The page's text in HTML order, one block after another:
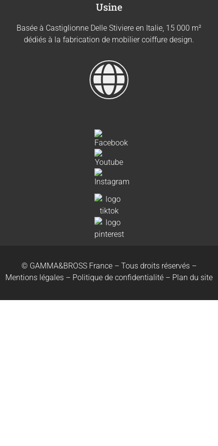
Usine
Basée à Castiglionne Delle Stiviere en Italie, 15 000 m²
dédiés à la fabrication de mobilier coiffure design.
© GAMMA&BROSS France – Tous droits réservés –
Mentions légales – Politique de confidentialité – Plan du site